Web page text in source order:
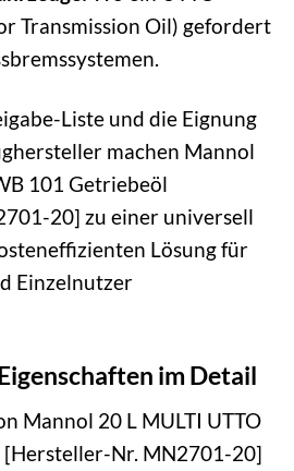
Transmission Oil) gefordert
Liste und die Eignung
machen Mannol
101 Getriebeöl
20] zu einer universell
Lösung für
Einzelnutzer
im Detail
Mannol 20 L MULTI UTTO
Nr. MN2701-20]